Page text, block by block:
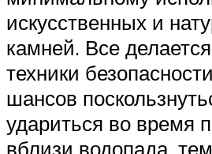
искусственных и
камней. Все
техники
шансов
удариться во время
вблизи водопада,